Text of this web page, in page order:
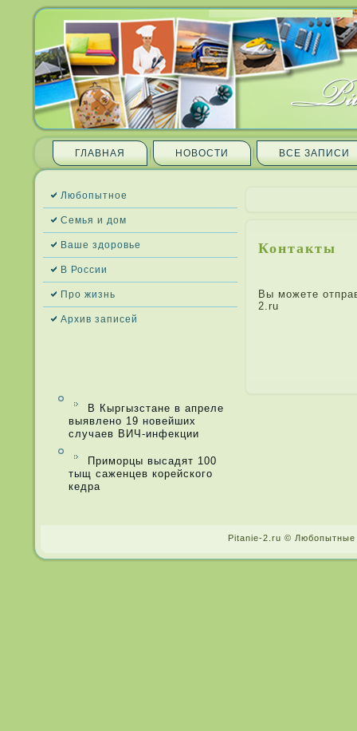
ГЛАВНАЯ НОВОСТИ ВСЕ ЗАПИ­СИ
Любопытное
Семья и дом
Ваше здоровье
В России
Про жизнь
Архив запи­сей
В Кыргызстане в апреле
выявлено 19 новейших
случаев ВИЧ-инфекции
Приморцы высадят 100
тыщ саженцев корейского
кедра
Контакты
Вы можете
2.ru
Pitanie-2.ru ©